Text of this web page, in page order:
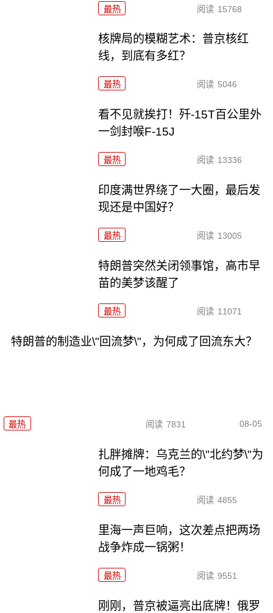
最热 阅读 15768
核牌局的模糊艺术：普京核红
线，到底有多红？
最热 阅读 5046
看不见就挨打！歼-15T百公里外
一剑封喉F-15J
最热 阅读 13336
印度满世界绕了一大圈，最后发
现还是中国好？
最热 阅读 13005
特朗普突然关闭领事馆，高市早
苗的美梦该醒了
最热 阅读 11071
特朗普的制造业\"回流梦\"，为何成了回流东大？
最热 阅读 7831 08-05
扎胖摊牌：乌克兰的\"北约梦\"为
何成了一地鸡毛？
最热 阅读 4855
里海一声巨响，这次差点把两场
战争炸成一锅粥！
最热 阅读 9551
刚刚，普京被逼亮出底牌！俄罗